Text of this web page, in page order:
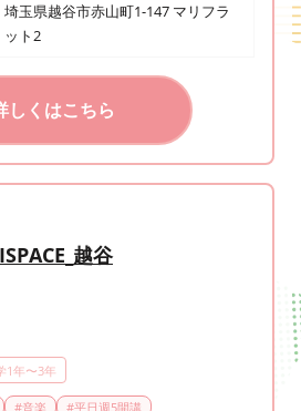
埼玉県越谷市赤山町1-147 マリフラ
ット2
しくはこちら
越谷
1年〜3年
#音楽 #平日週5開講